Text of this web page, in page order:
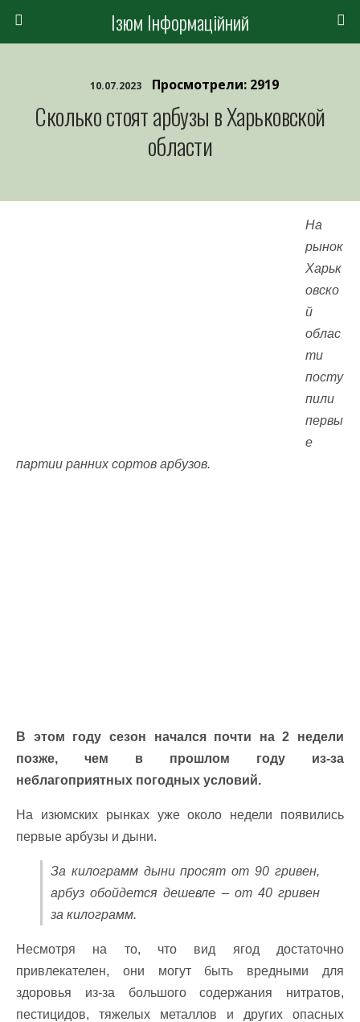
Ізюм Інформаційний
10.07.2023 Просмотрели: 2919
Сколько стоят арбузы в Харьковской
области
На
рынок
Харьк
овско
й
облас
ти
посту
пили
первы
е
партии ранних сортов арбузов.
В этом году сезон начался почти на 2 недели
позже, чем в прошлом году из-за
неблагоприятных погодных условий.
На изюмских рынках уже около недели появились
первые арбузы и дыни.
За килограмм дыни просят от 90 гривен,
арбуз обойдется дешевле – от 40 гривен
за килограмм.
Несмотря на то, что вид ягод достаточно
привлекателен, они могут быть вредными для
здоровья из-за большого содержания нитратов,
пестицидов, тяжелых металлов и других опасных